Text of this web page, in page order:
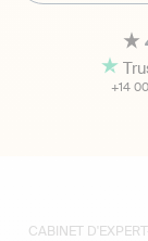
+14
CABINET